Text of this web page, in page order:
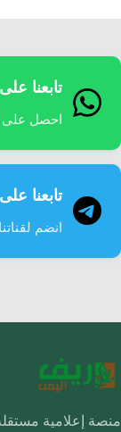
تابعنا
احصل على
تابعنا
انضم
منصة إعلامية